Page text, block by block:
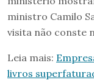
ministro Camilo
visita não conste
Leia mais:
livros